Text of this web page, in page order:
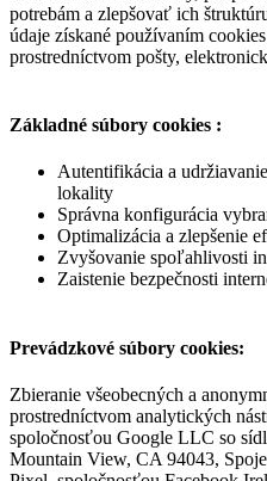
potrebám a zlepšovať ich
údaje získané používaním
prostredníctvom pošty,
Základné súbory cookies :
Autentifikácia a
lokality
Správna konfigurácia
Optimalizácia a zlepšenie
Zvyšovanie spoľahlivosti
Zaistenie bezpečnosti
Prevádzkové súbory cookies:
Zbieranie všeobecných a
prostredníctvom analytických
spoločnosťou Google LLC so
Mountain View, CA 94043,